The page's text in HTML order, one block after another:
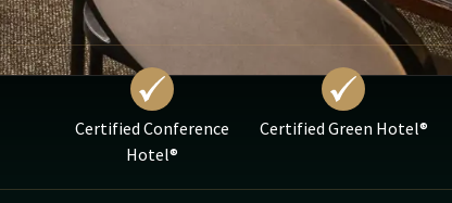
Certified Conference
Hotel®
Certified Green Hotel®